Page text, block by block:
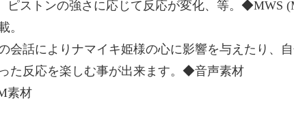
ストンの強さに応じて反応が変化、等。 ◆MWS
。
会話によりナマイキ姫様の心に影響を与えたり、
た反応を楽しむ事が出来ます。 ◆音声素材
素材